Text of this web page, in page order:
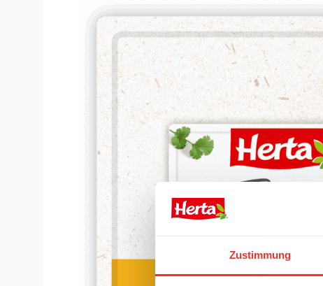
Zustimmung
Curry